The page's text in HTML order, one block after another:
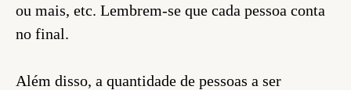
ou mais, etc. Lembrem-se que cada pessoa conta
no final.
Além disso, a quantidade de pessoas a ser